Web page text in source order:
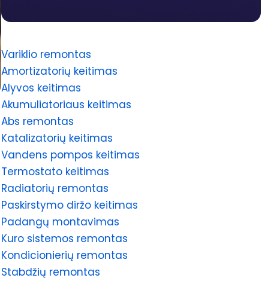
Variklio remontas
Amortizatorių keitimas
Alyvos keitimas
Akumuliatoriaus keitimas
Abs remontas
Katalizatorių keitimas
Vandens pompos keitimas
Termostato keitimas
Radiatorių remontas
Paskirstymo diržo keitimas
Padangų montavimas
Kuro sistemos remontas
Kondicionierių remontas
Stabdžių remontas